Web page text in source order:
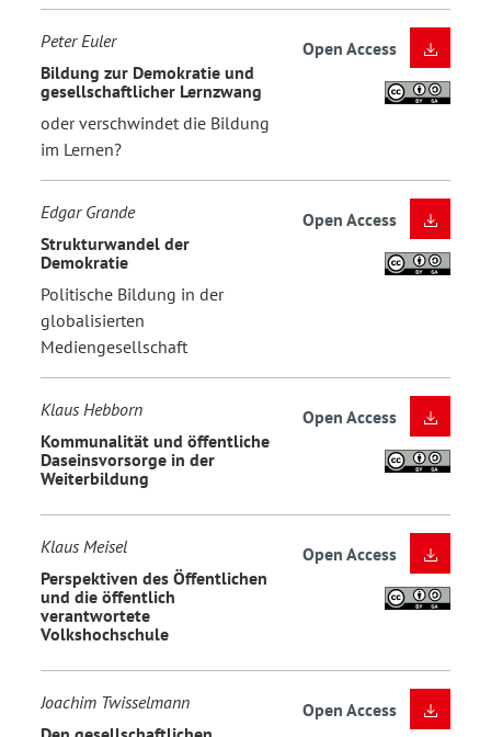
Peter Euler
Bildung zur Demokratie und
gesellschaftlicher Lernzwang
oder verschwindet die Bildung
im Lernen?
Open Access
Edgar Grande
Strukturwandel der
Demokratie
Politische Bildung in der
globalisierten
Mediengesellschaft
Open Access
Klaus Hebborn
Kommunalität und öffentliche
Daseinsvorsorge in der
Weiterbildung
Open Access
Klaus Meisel
Perspektiven des Öffentlichen
und die öffentlich
verantwortete
Volkshochschule
Open Access
Joachim Twisselmann
Open Access